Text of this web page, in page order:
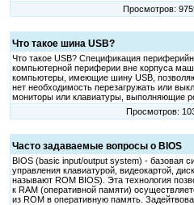
Просмотров:
Что такое шина USB?
Что такое USB? Спецификация
компьютерной периферии вне корпуса
компьютеры, имеющие шину USB,
нет необходимость перезагружать или
мониторы или клавиатуры, выполняющие
Просмотров:
Часто задаваемые вопросы о BIOS
BIOS (basic input/output system) - базовая
управления клавиатурой, видеокартой,
называют ROM BIOS). Эта технология
к RAM (оперативной памяти)
из ROM в оперативную память.